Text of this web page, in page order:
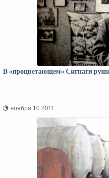
В «процветающем» Сигнаги
ноября 10 2011